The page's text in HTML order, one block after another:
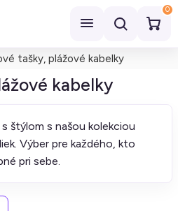
0
tašky, plážové kabelky
kabelky
štýlom s našou kolekciou
Výber pre každého, kto
pri sebe.